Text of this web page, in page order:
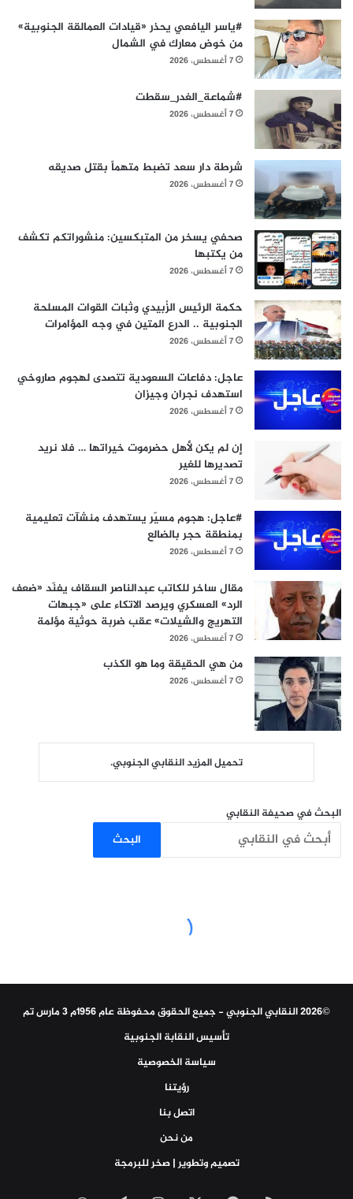
#ياسر اليافعي يحذر «قيادات العمالقة الجنوبية»
من خوض معارك في الشمال
7 أغسطس، 2026
#شماعة_الغدر_سقطت
7 أغسطس، 2026
شرطة دار سعد تضبط متهماً بقتل صديقه
7 أغسطس، 2026
صحفي يسخر من المتبكسين: منشوراتكم تكشف
من يكتبها
7 أغسطس، 2026
حكمة الرئيس الزُبيدي وثبات القوات المسلحة
الجنوبية .. الدرع المتين في وجه المؤامرات
7 أغسطس، 2026
عاجل: دفاعات السعودية تتصدى لهجوم صاروخي
استهدف نجران وجيزان
7 أغسطس، 2026
إن لم يكن لأهل حضرموت خيراتها … فلا نريد
تصديرها للغير
7 أغسطس، 2026
#عاجل: هجوم مسيّر يستهدف منشآت تعليمية
بمنطقة حجر بالضالع
7 أغسطس، 2026
مقال ساخر للكاتب عبدالناصر السقاف يفنّد «ضعف
الرد» العسكري ويرصد الاتكاء على «جبهات
التهريج والشيلات» عقب ضربة حوثية مؤلمة
7 أغسطس، 2026
من هي الحقيقة وما هو الكذب
7 أغسطس، 2026
تحميل المزيد النقابي الجنوبي.
البحث في صحيفة النقابي
البحث
©2026 النقابي الجنوبي - جميع الحقوق محفوظة عام 1956م 3 مارس تم
تأسيس النقابة الجنوبية
سياسة الخصوصية
رؤيتنا
اتصل بنا
من نحن
تصميم وتطوير | صخر للبرمجة